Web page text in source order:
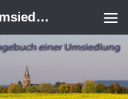
Dickbusch - Tagebuch der Umsiedlung von Kerpen-Manheim